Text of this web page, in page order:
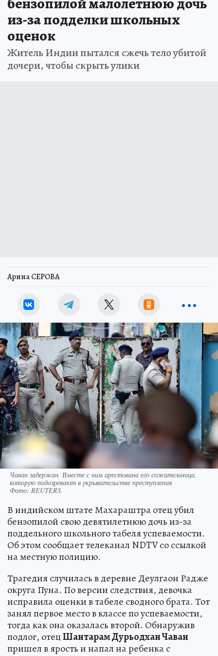
из-за подделки школьных
оценок
Житель Индии пытался сжечь тело убитой
дочери, чтобы скрыть улики
Арина СЕРОВА
Чаван задержан. Вместе с ним арестована его сожительница,
которую подозревают в укрывательстве преступления
Фото: REUTERS.
В индийском штате Махараштра отец убил
бензопилой свою девятилетнюю дочь из-за
поддельного школьного табеля успеваемости.
Об этом сообщает телеканал NDTV со ссылкой
на местную полицию.
Трагедия случилась в деревне Деулгаон Радже
округа Пуна. По версии следствия, девочка
исправила оценки в табеле сводного брата. Тот
занял первое место в классе по успеваемости,
тогда как она оказалась второй. Обнаружив
подлог, отецШантарам Дурьодхан Чаван
пришел в ярость и напал на ребенка с